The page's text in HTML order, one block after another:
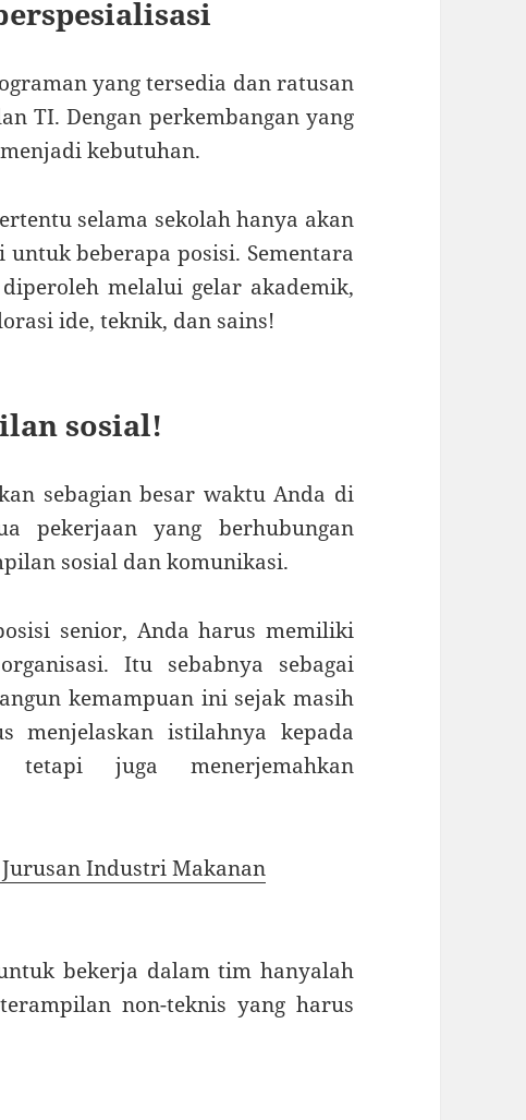
yang tersedia dan ratusan
TI. Dengan perkembangan yang
kebutuhan.
selama sekolah hanya akan
beberapa posisi. Sementara
melalui gelar akademik,
ide, teknik, dan sains!
sosial!
sebagian besar waktu Anda di
pekerjaan yang berhubungan
sosial dan komunikasi.
senior, Anda harus memiliki
Itu sebabnya sebagai
kemampuan ini sejak masih
menjelaskan istilahnya kepada
tetapi juga menerjemahkan
Industri Makanan
bekerja dalam tim hanyalah
non-teknis yang harus